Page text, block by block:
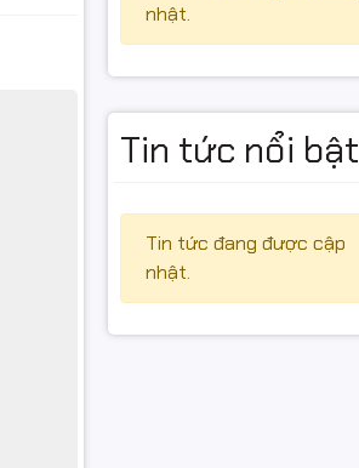
nhật.
Tin tức nổi bật
Tin tức đang được cập
nhật.